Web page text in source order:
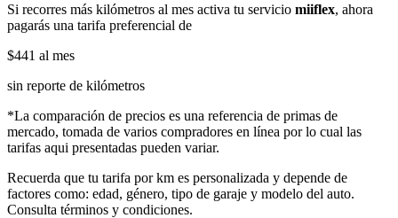
Si recorres más kilómetros al mes activa tu servicio miiflex, ahora
pagarás una tarifa preferencial de
$441 al mes
sin reporte de kilómetros
*La comparación de precios es una referencia de primas de
mercado, tomada de varios compradores en línea por lo cual las
tarifas aqui presentadas pueden variar.
Recuerda que tu tarifa por km es personalizada y depende de
factores como: edad, género, tipo de garaje y modelo del auto.
Consulta términos y condiciones.